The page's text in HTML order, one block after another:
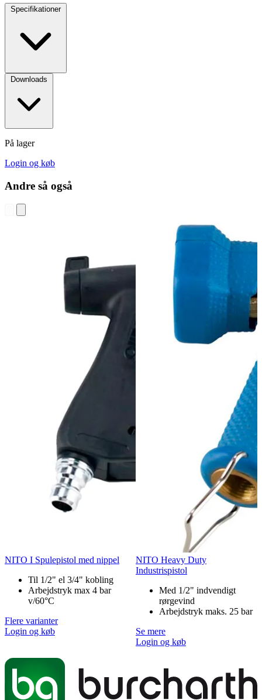
Specifikationer
Downloads
På lager
Login og køb
Andre så også
NITO I Spulepistol med nippel
Til 1/2" el 3/4" kobling
Arbejdstryk max 4 bar
v/60°C
Flere varianter
Login og køb
NITO Heavy Duty
Industrispistol
Med 1/2" indvendigt
rørgevind
Arbejdstryk maks. 25 bar
Se mere
Login og køb